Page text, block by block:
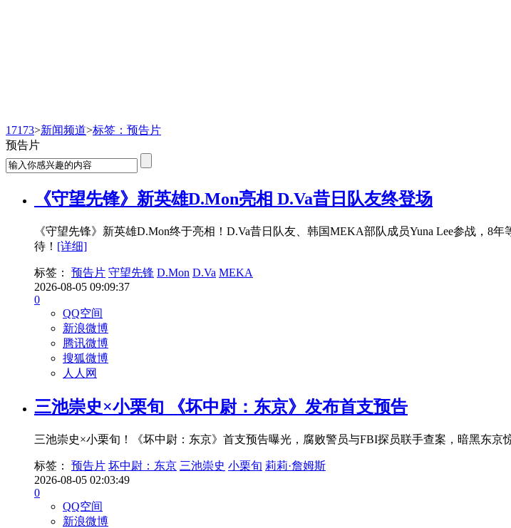
17173>新闻频道>标签：预告片
预告片
《守望先锋》新英雄D.Mon亮相 D.Va昔日队友终登场
《守望先锋》新英雄D.Mon终于亮相！D.Va昔日队友、韩国MEKA部队成员Yuna Lee参战，8
待！ [详细]
标签： 预告片 守望先锋 D.Mon D.Va MEKA
2026-08-05 09:09:37
0
QQ空间
新浪微博
腾讯微博
搜狐微博
人人网
三池崇史×小栗旬 《坏中尉：东京》发布首支预告
三池崇史×小栗旬！《坏中尉：东京》首支预告曝光，腐败警员与FBI探员联手查案，暗黑东京
标签： 预告片 坏中尉：东京 三池崇史 小栗旬 莉莉·詹姆斯
2026-08-05 02:03:49
0
QQ空间
新浪微博